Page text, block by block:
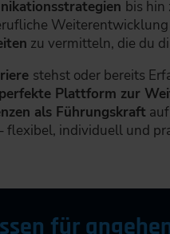
bis hin
zu vermitteln, die du
stehst oder bereits
perfekte Plattform zur
als Führungskraft
flexibel, individuell und
für